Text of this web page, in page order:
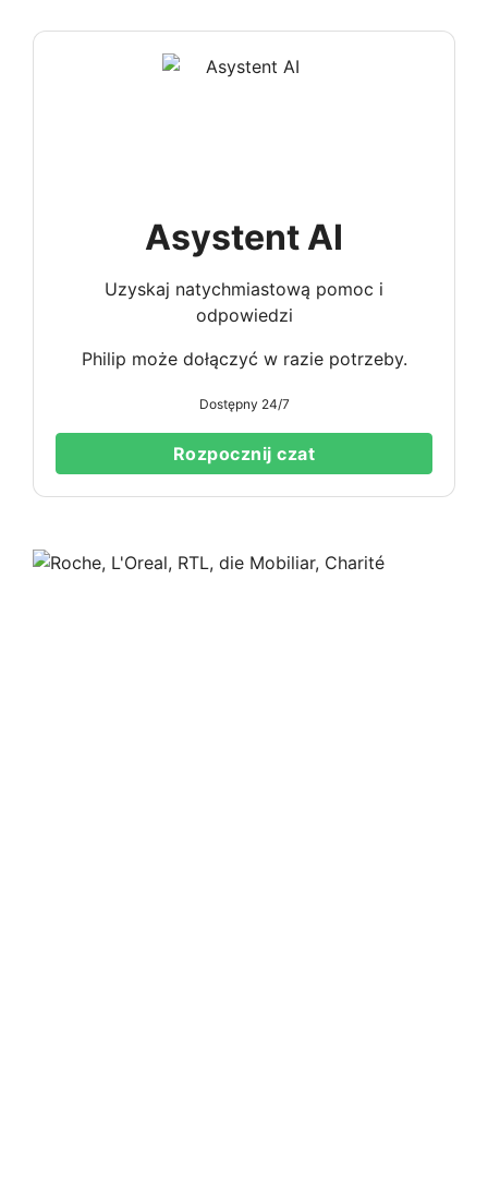
Asystent AI
Uzyskaj natychmiastową pomoc i
odpowiedzi
Philip może dołączyć w razie potrzeby.
Dostępny 24/7
Rozpocznij czat